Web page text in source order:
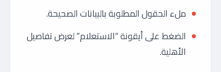
ملء الحقول المطلوبة بالبيانات الصحيحة.
الضغط على أيقونة “الاستعلام” لعرض تفاصيل
الأهلية.